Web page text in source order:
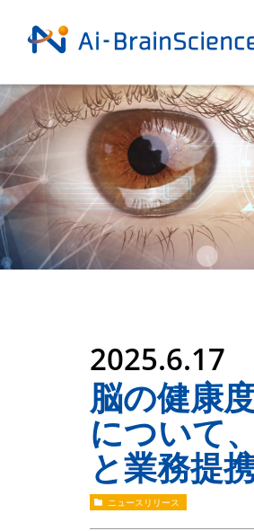
2025.6.17
脳の健康
について
と業務提
ニュースリリース